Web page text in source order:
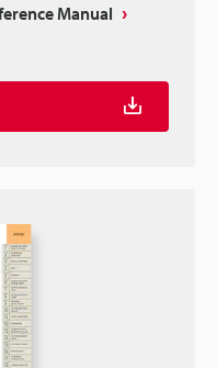
Manual